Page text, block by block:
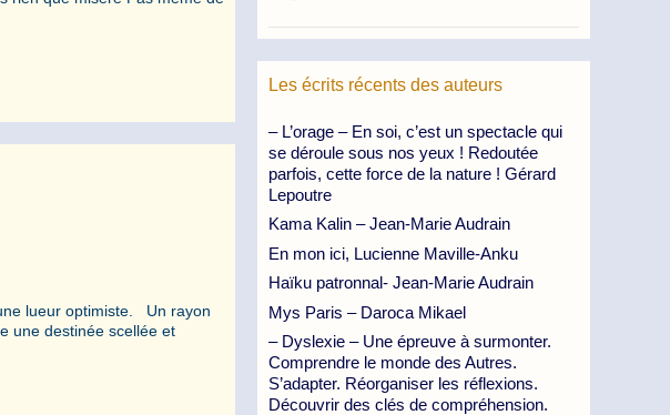
lueur optimiste. Un rayon
une destinée scellée et
Les écrits récents des auteurs
– L’orage – En soi, c’est un spectacle qui
se déroule sous nos yeux ! Redoutée
parfois, cette force de la nature ! Gérard
Lepoutre
Kama Kalin – Jean-Marie Audrain
En mon ici, Lucienne Maville-Anku
Haïku patronnal- Jean-Marie Audrain
Mys Paris – Daroca Mikael
– Dyslexie – Une épreuve à surmonter.
Comprendre le monde des Autres.
S’adapter. Réorganiser les réflexions.
Découvrir des clés de compréhension.